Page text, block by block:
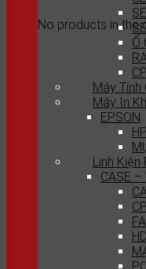
No products in the
Ổ
Máy Tính
Máy In
EPSON
HP
Linh Kiện
CASE –